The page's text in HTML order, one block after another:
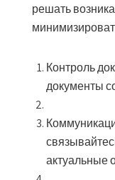
решать
Контроль
документы
актуальные